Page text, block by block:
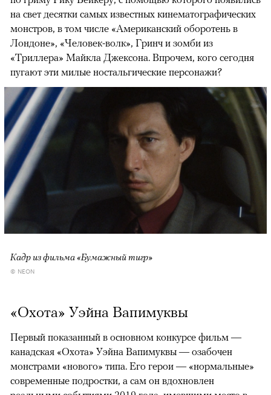
на свет десятки самых известных кинематографических
монстров, в том числе «Американский оборотень в
Лондоне», «Человек-волк», Гринч и зомби из
«Триллера» Майкла Джексона. Впрочем, кого сегодня
пугают эти милые ностальгические персонажи?
Кадр из фильма «Бумажный тигр»
© NEON
«Охота» Уэйна Вапимуквы
Первый показанный в основном конкурсе фильм —
канадская «Охота» Уэйна Вапимуквы — озабочен
монстрами «нового» типа. Его герои — «нормальные»
современные подростки, а сам он вдохновлен